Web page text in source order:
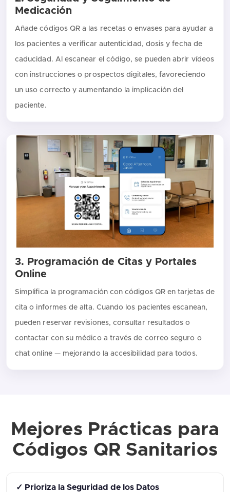
Medicación
Añade códigos QR a las recetas o envases para ayudar a
los pacientes a verificar autenticidad, dosis y fecha de
caducidad. Al escanear el código, se pueden abrir vídeos
con instrucciones o prospectos digitales, favoreciendo
un uso correcto y aumentando la implicación del
paciente.
3. Programación de Citas y Portales
Online
Simplifica la programación con códigos QR en tarjetas de
cita o informes de alta. Cuando los pacientes escanean,
pueden reservar revisiones, consultar resultados o
contactar con su médico a través de correo seguro o
chat online — mejorando la accesibilidad para todos.
Mejores Prácticas para
Códigos QR Sanitarios
✓ Prioriza la Seguridad de los Datos